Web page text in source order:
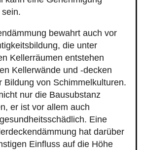
bewahrt auch vor
die unter
Kellerräumen entstehen
Kellerwände und -decken
Bildung von Schimmelkulturen.
nur die Bausubstanz
er ist vor allem auch
Eine
hat darüber
Einfluss auf die Höhe